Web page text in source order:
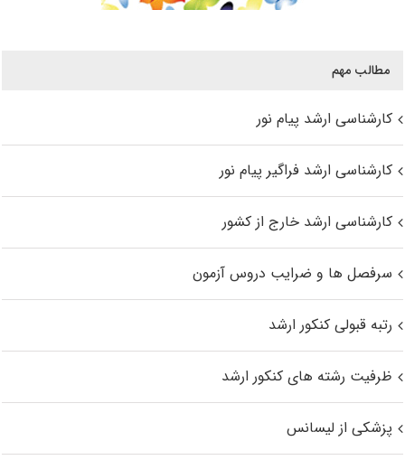
مطالب مهم
کارشناسی ارشد پیام نور
کارشناسی ارشد فراگیر پیام نور
کارشناسی ارشد خارج از کشور
سرفصل ها و ضرایب دروس آزمون
رتبه قبولی کنکور ارشد
ظرفیت رشته های کنکور ارشد
پزشکی از لیسانس